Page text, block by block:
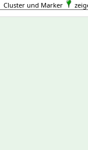
Cluster und Marker